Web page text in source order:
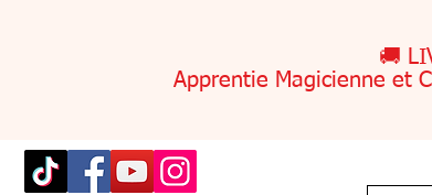
🚚
Apprentie Magicienne et